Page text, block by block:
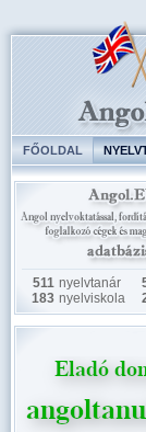
FŐOLDAL
511 nyelvtanár
183 nyelviskola